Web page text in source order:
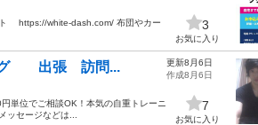
ト https://white-dash.com/ 布団やカー
3
お気に入り
ング 出張 訪問...
位でご相談OK！本気の自重トレーニ
セージなどは...
更新8月6日
作成8月6日
7
お気に入り